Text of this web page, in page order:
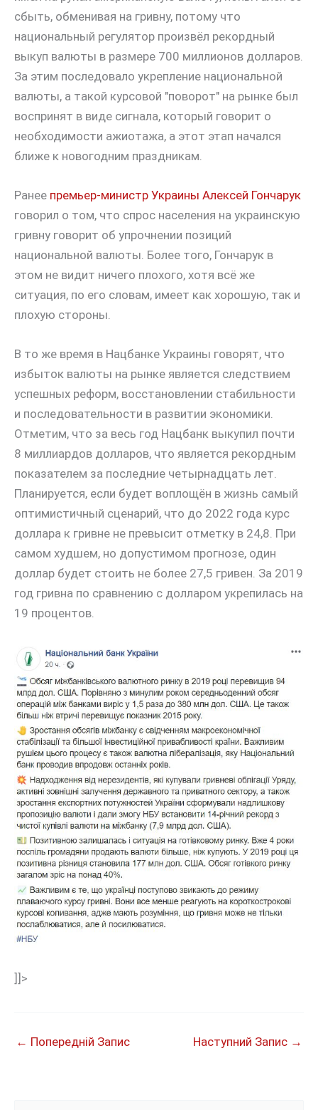
сбыть, обменивая на гривну, потому что
национальный регулятор произвёл рекордный
выкуп валюты в размере 700 миллионов долларов.
За этим последовало укрепление национальной
валюты, а такой курсовой "поворот" на рынке был
воспринят в виде сигнала, который говорит о
необходимости ажиотажа, а этот этап начался
ближе к новогодним праздникам.
Ранее премьер-министр Украины Алексей Гончарук
говорил о том, что спрос населения на украинскую
гривну говорит об упрочнении позиций
национальной валюты. Более того, Гончарук в
этом не видит ничего плохого, хотя всё же
ситуация, по его словам, имеет как хорошую, так и
плохую стороны.
В то же время в Нацбанке Украины говорят, что
избыток валюты на рынке является следствием
успешных реформ, восстановлении стабильности
и последовательности в развитии экономики.
Отметим, что за весь год Нацбанк выкупил почти
8 миллиардов долларов, что является рекордным
показателем за последние четырнадцать лет.
Планируется, если будет воплощён в жизнь самый
оптимистичный сценарий, что до 2022 года курс
доллара к гривне не превысит отметку в 24,8. При
самом худшем, но допустимом прогнозе, один
доллар будет стоить не более 27,5 гривен. За 2019
год гривна по сравнению с долларом укрепилась на
19 процентов.
]]>
← Попередній Запис Наступний Запис →